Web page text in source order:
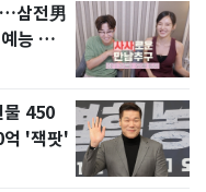
삼전男
능 화
물 450
'잭팟'